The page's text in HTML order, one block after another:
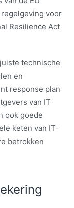
voor
Resilience Act
technische
en
response plan
van IT-
ook goede
keten van IT-
betrokken